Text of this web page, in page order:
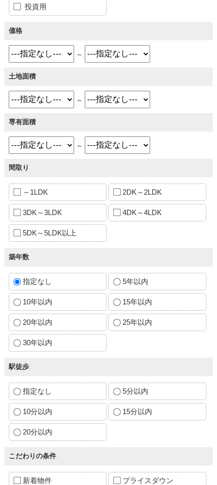
投資用
価格
～
土地面積
～
専有面積
～
間取り
～1LDK 2DK～2LDK
3DK～3LDK 4DK～4LDK
5DK～5LDK以上
築年数
指定なし 5年以内
10年以内 15年以内
20年以内 25年以内
30年以内
駅徒歩
指定なし 5分以内
10分以内 15分以内
20分以内
こだわりの条件
新着物件 プライスダウン